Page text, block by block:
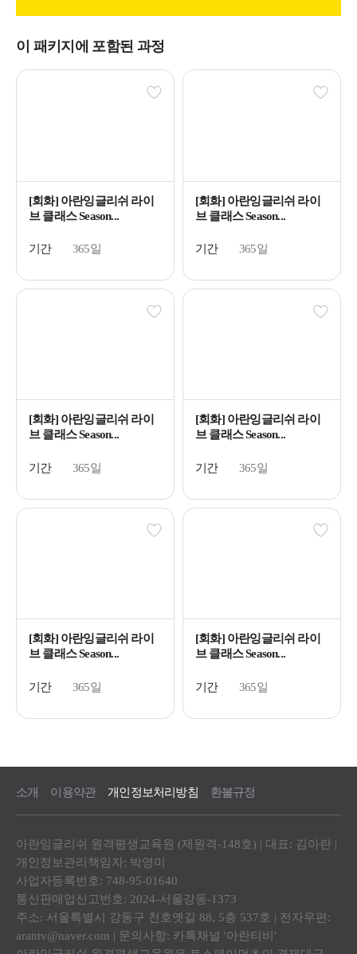
이 패키지에 포함된 과정
[회화] 아란잉글리쉬 라이
브 클래스 Season...
기간 365일
[회화] 아란잉글리쉬 라이
브 클래스 Season...
기간 365일
[회화] 아란잉글리쉬 라이
브 클래스 Season...
기간 365일
[회화] 아란잉글리쉬 라이
브 클래스 Season...
기간 365일
[회화] 아란잉글리쉬 라이
브 클래스 Season...
기간 365일
[회화] 아란잉글리쉬 라이
브 클래스 Season...
기간 365일
소개 이용약관 개인정보처리방침 환불규정
아란잉글리쉬 원격평생교육원 (제원격-148호) | 대표: 김아란 |
개인정보관리책임자: 박영미
사업자등록번호: 748-95-01640
통신판매업신고번호: 2024-서울강동-1373
주소: 서울특별시 강동구 천호옛길 88, 5층 537호 | 전자우편:
arantv@naver.com | 문의사항: 카톡채널 '아란티비'